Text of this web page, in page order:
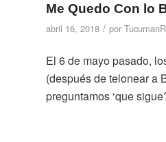
Me Quedo Con lo
abril 16, 2018 / por
El 6 de mayo pasado,
(después de telonear a
preguntamos ‘que